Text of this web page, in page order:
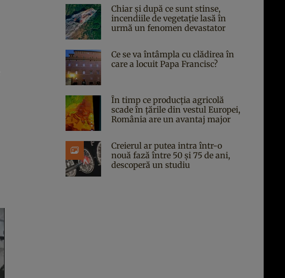
Chiar și după ce sunt stinse,
incendiile de vegetație lasă în
urmă un fenomen devastator
Ce se va întâmpla cu clădirea în
care a locuit Papa Francisc?
În timp ce producția agricolă
scade în țările din vestul Europei,
România are un avantaj major
Creierul ar putea intra într-o
nouă fază între 50 și 75 de ani,
descoperă un studiu